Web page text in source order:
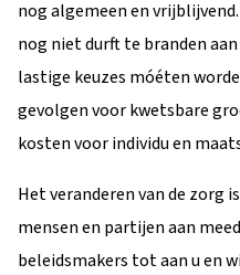
nog algemeen en
nog niet durft te branden
lastige keuzes móéten
gevolgen voor kwetsbare
kosten voor individu en
Het veranderen van de zorg
mensen en partijen aan
beleidsmakers tot aan u en